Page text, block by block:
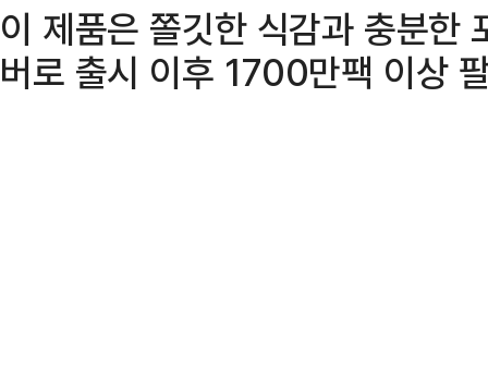
이 제품은 쫄깃한 식감과 충분한
버로 출시 이후 1700만팩 이상